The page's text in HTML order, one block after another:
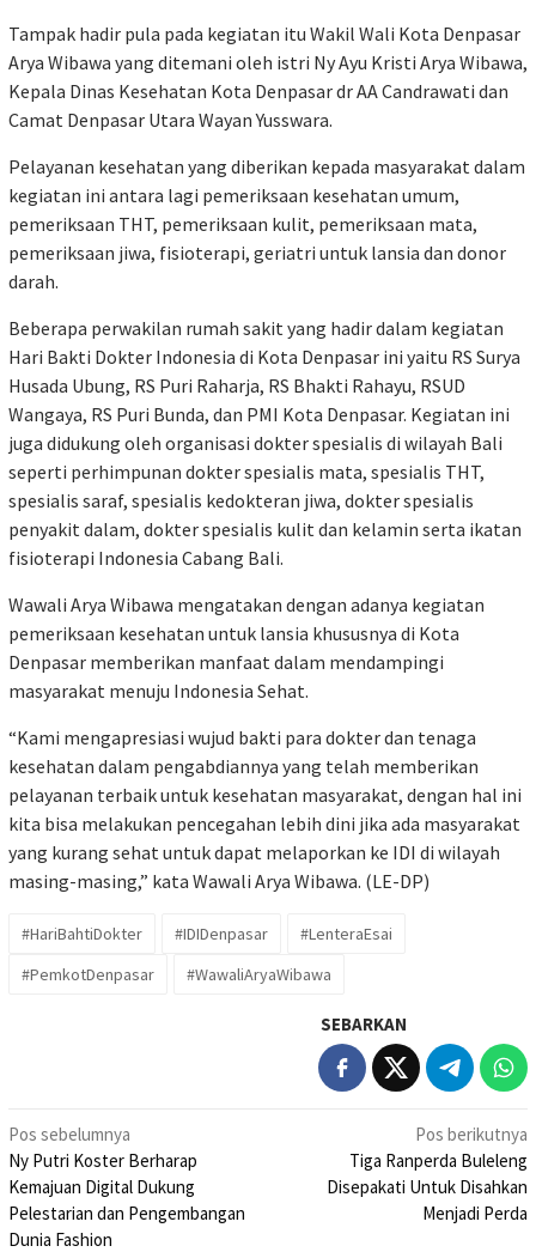
Tampak hadir pula pada kegiatan itu Wakil Wali Kota Denpasar
Arya Wibawa yang ditemani oleh istri Ny Ayu Kristi Arya Wibawa,
Kepala Dinas Kesehatan Kota Denpasar dr AA Candrawati dan
Camat Denpasar Utara Wayan Yusswara.
Pelayanan kesehatan yang diberikan kepada masyarakat dalam
kegiatan ini antara lagi pemeriksaan kesehatan umum,
pemeriksaan THT, pemeriksaan kulit, pemeriksaan mata,
pemeriksaan jiwa, fisioterapi, geriatri untuk lansia dan donor
darah.
Beberapa perwakilan rumah sakit yang hadir dalam kegiatan
Hari Bakti Dokter Indonesia di Kota Denpasar ini yaitu RS Surya
Husada Ubung, RS Puri Raharja, RS Bhakti Rahayu, RSUD
Wangaya, RS Puri Bunda, dan PMI Kota Denpasar. Kegiatan ini
juga didukung oleh organisasi dokter spesialis di wilayah Bali
seperti perhimpunan dokter spesialis mata, spesialis THT,
spesialis saraf, spesialis kedokteran jiwa, dokter spesialis
penyakit dalam, dokter spesialis kulit dan kelamin serta ikatan
fisioterapi Indonesia Cabang Bali.
Wawali Arya Wibawa mengatakan dengan adanya kegiatan
pemeriksaan kesehatan untuk lansia khususnya di Kota
Denpasar memberikan manfaat dalam mendampingi
masyarakat menuju Indonesia Sehat.
“Kami mengapresiasi wujud bakti para dokter dan tenaga
kesehatan dalam pengabdiannya yang telah memberikan
pelayanan terbaik untuk kesehatan masyarakat, dengan hal ini
kita bisa melakukan pencegahan lebih dini jika ada masyarakat
yang kurang sehat untuk dapat melaporkan ke IDI di wilayah
masing-masing,” kata Wawali Arya Wibawa. (LE-DP)
#HariBahtiDokter #IDIDenpasar
#LenteraEsai
#PemkotDenpasar
#WawaliAryaWibawa
SEBARKAN
Navigasi
pos
Pos sebelumnya
Ny Putri Koster Berharap
Kemajuan Digital Dukung
Pelestarian dan Pengembangan
Dunia Fashion
Pos berikutnya
Tiga Ranperda Buleleng
Disepakati Untuk Disahkan
Menjadi Perda